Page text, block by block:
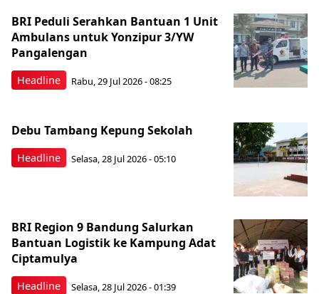
Headline
BRI Peduli Serahkan Bantuan 1 Unit
Ambulans untuk Yonzipur 3/YW
Pangalengan
Rabu, 29 Jul 2026 - 08:25
Headline
Debu Tambang Kepung Sekolah
Selasa, 28 Jul 2026 - 05:10
Headline
BRI Region 9 Bandung Salurkan
Bantuan Logistik ke Kampung Adat
Ciptamulya
Selasa, 28 Jul 2026 - 01:39